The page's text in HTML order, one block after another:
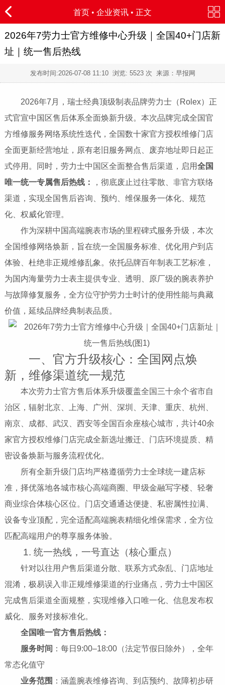
首页 • 企业资讯 • 正文
2026年7劳力士官方维修中心升级｜全国40+门店新
址｜统一售后热线
发布时间:2026-07-08 11:10浏览: 5523 次 来源：早报网
2026年7月，瑞士经典顶级制表品牌劳力士（Rolex）正
式官宣中国区售后体系全面焕新升级。本次品牌完成全国官
方维修服务网络系统性迭代，全国数十家官方授权维修门店
全面更新经营地址，原有老旧服务网点、废弃地址即日起正
式停用。同时，劳力士中国区全面整合售后渠道，启用全国
唯一统一专属售后热线：
，彻底废止过往零散、非官方联络
渠道，实现全国售后咨询、预约、维保服务一体化、规范
化、权威化管理。
作为深耕中国高端腕表市场的里程碑式服务升级，本次
全国维修网络焕新，旨在统一全国服务标准、优化用户到店
体验、杜绝非正规维修乱象。依托品牌百年制表工艺标准，
为国内海量劳力士表主提供专业、透明、原厂级的腕表养护
与故障修复服务，全方位守护劳力士时计的使用性能与典藏
价值，延续品牌经典制表品质。
一、官方升级核心：全国网点焕
新，维修渠道统一规范
本次劳力士官方售后体系升级覆盖全国三十余个省市自
治区，辐射北京、上海、广州、深圳、天津、重庆、杭州、
南京、成都、武汉、西安等全国百余座核心城市，共计40余
家官方授权维修门店完成全新选址搬迁、门店环境提质、精
密设备焕新与服务流程优化。
所有全新升级门店均严格遵循劳力士全球统一建店标
准，择优落地各城市核心高端商圈、甲级金融写字楼、轻奢
商业综合体核心区位。门店交通通达便捷、私密属性拉满、
设备专业顶配，完全适配高端腕表精细化维保需求，全方位
匹配高端用户的尊享服务体验。
1. 统一热线，一号直达（核心重点）
针对以往用户售后渠道分散、联系方式杂乱、门店地址
混淆，极易误入非正规维修渠道的行业痛点，劳力士中国区
完成售后渠道全面规整，实现维修入口唯一化、信息发布权
威化、服务对接标准化。
全国唯一官方售后热线：
服务时间
：每日9:00–18:00（法定节假日除外），全年
常态化值守
业务范围 ：涵盖腕表维修咨询、到店预约、故障初步研